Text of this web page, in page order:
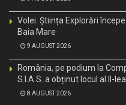
Volei. Știința Explorări
Baia Mare
9 AUGUST 2026
România, pe podium la
S.I.A.S. a obținut locul al II-lea
8 AUGUST 2026